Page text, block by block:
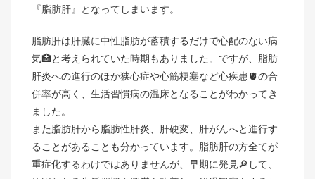
『脂肪肝』となってしまいます。
脂肪肝は肝臓に中性脂肪が蓄積するだけで心配のない病
気🏥と考えられていた時期もありました。ですが、脂肪
肝炎への進行のほか狭心症や心筋梗塞など心疾患🫀の合
併率が高く、生活習慣病の温床となることがわかってき
ました。
また脂肪肝から脂肪性肝炎、肝硬変、肝がんへと進行す
ることがあることも分かっています。脂肪肝の方全てが
重症化するわけではありませんが、早期に発見🔎して、